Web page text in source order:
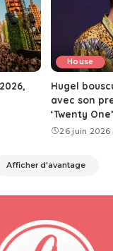
House
Hugel
avec son
‘Twenty One’
26 juin 2026
Afficher d'avantage